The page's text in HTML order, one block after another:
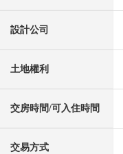
設計公司
土地權利
交房時間/可入住時間
交易方式